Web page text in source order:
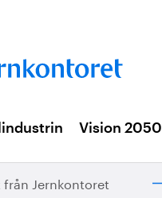
Vision 2050
Jernkontoret